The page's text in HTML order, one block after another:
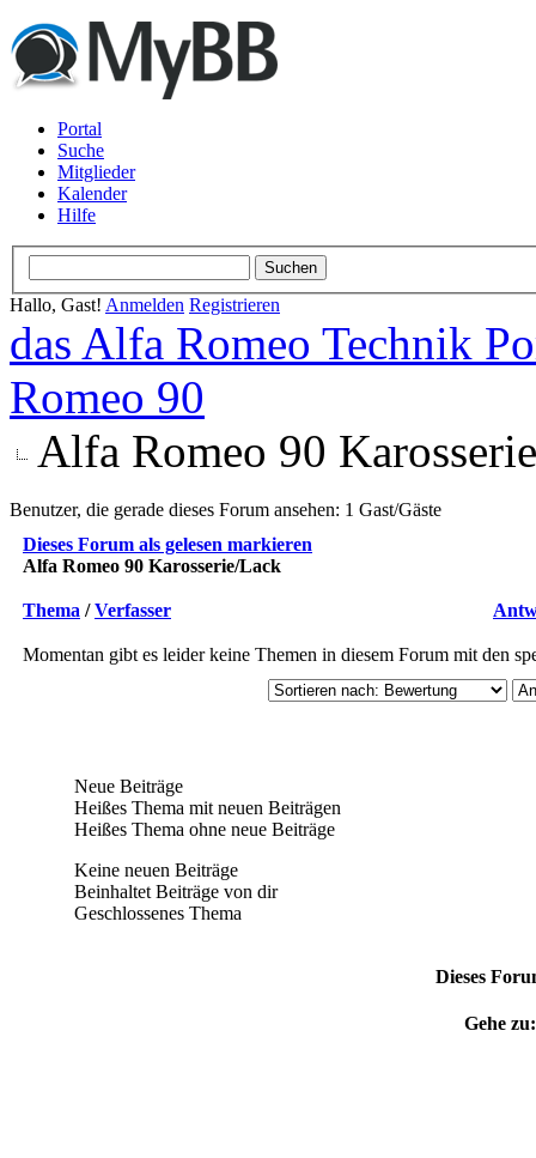
Portal
Suche
Mitglieder
Kalender
Hilfe
Hallo, Gast! Anmelden Registrieren
das Alfa Romeo Technik
Romeo 90
Alfa Romeo 90
Benutzer, die gerade dieses Forum ansehen: 1 Gast/Gäste
Dieses Forum als gelesen markieren
Alfa Romeo 90 Karosserie/Lack
Thema /Verfasser
Momentan gibt es leider keine Themen in diesem Forum mit den
Neue Beiträge
Heißes Thema mit neuen Beiträgen
Heißes Thema ohne neue Beiträge
Keine neuen Beiträge
Beinhaltet Beiträge von dir
Geschlossenes Thema
Dieses
Gehe zu: